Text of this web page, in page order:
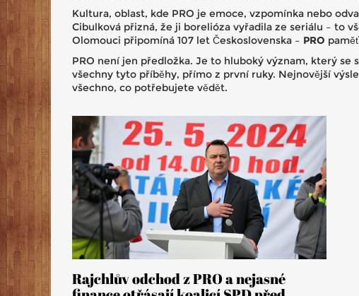
Kultura, oblast, kde PRO je emoce, vzpomínka nebo
Cibulková přizná, že ji borelióza vyřadila ze seriálu – to
Olomouci připomíná 107 let Československa – PRO
PRO není jen předložka. Je to hluboký význam, který se
všechny tyto příběhy, přímo z první ruky. Nejnovější
všechno, co potřebujete vědět.
Rajchlův odchod z PRO a nejasné